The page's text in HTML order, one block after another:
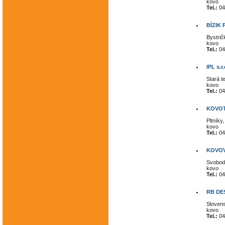
kovo
Tel.:
BÍZIK
kovo
Tel.:
IPL
Stará
kovo
Tel.:
kovo
Tel.:
kovo
Tel.:
RB
kovo
Tel.: